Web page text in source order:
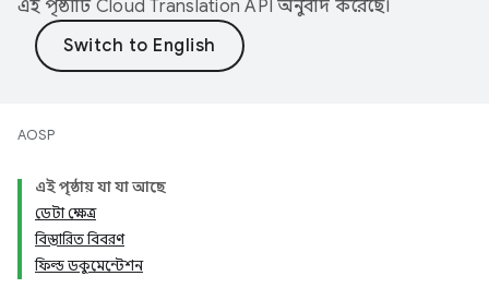
এই পৃষ্ঠাটি Cloud Translation API অনুবাদ করেছে।
AOSP
এই পৃষ্ঠায় যা যা আছে
ডেটা ক্ষেত্র
বিস্তারিত বিবরণ
ফিল্ড ডকুমেন্টেশন